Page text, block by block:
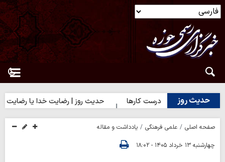
حدیث روز
روز | آغاز درست کارها حدیث روز | رضایت خدا یا رضایت مردم؟
صفحه اصلی علمی فرهنگی
یادداشت و مقاله
چهارشنبه ۱۳ خرداد ۱۴۰۵ - ۱۸:۰۲